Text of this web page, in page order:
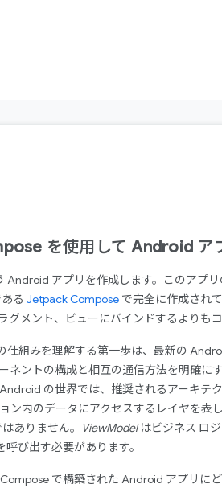
を使用して Android ア
Android アプリを作成します。このアプリ
る Jetpack Compose で完全に作成され
グメント、ビューにバインドするよりも
仕組みを理解する第一歩は、最新の
ネントの構成と相互の通信方法を明確に
の世界では、推奨されるアーキテ
ン内のデータにアクセスするレイヤを表し
ありません。
ViewModelはビジネス ロ
び出す必要があります。
で構築された Android アプリに